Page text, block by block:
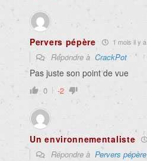
Pervers pépère 1 mois il y a
Répondre à CrackPot
Pas juste son point de vue
0 -2
Un environnementaliste
Répondre à Pervers pépère